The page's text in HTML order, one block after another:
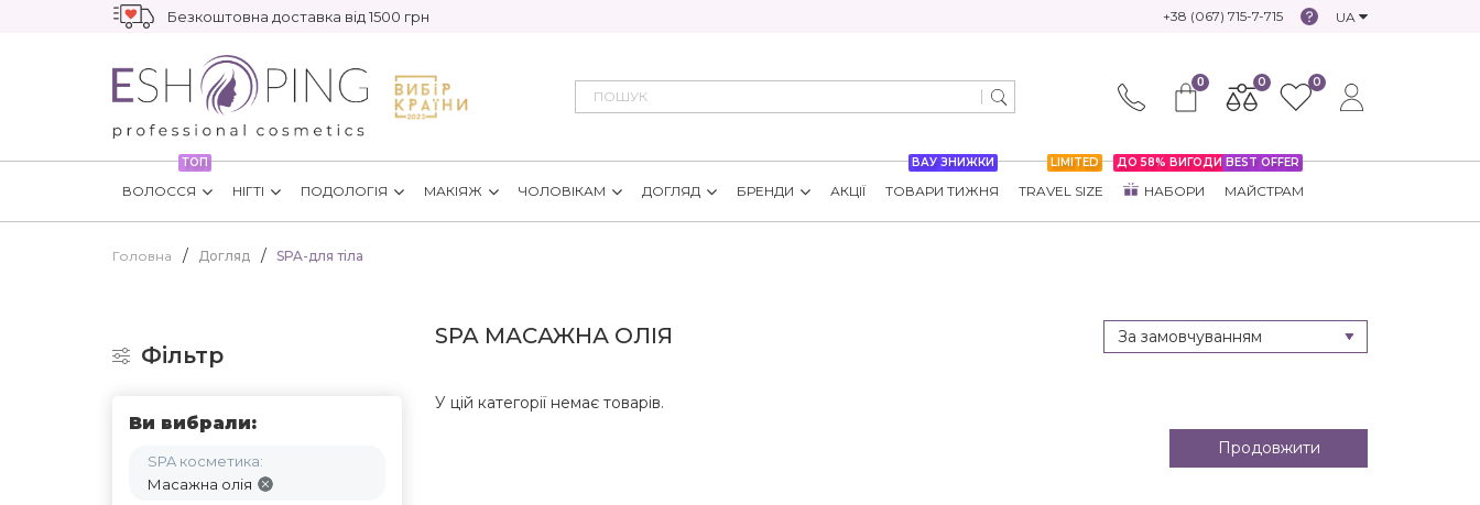
Безкоштовна доставка від 1500 грн +38 (067) 715-7-715 UA
0 0 0
ТОП
ВОЛОССЯ НІГТІ ПОДОЛОГІЯ МАКІЯЖ ЧОЛОВІКАМ ДОГЛЯД БРЕНДИ АКЦІЇ
ВАУ ЗНИЖКИ
ТОВАРИ ТИЖНЯ
LIMITED
TRAVEL SIZE
ДО 58% ВИГОДИ
НАБОРИ
BEST OFFER
МАЙСТРАМ
Головна Догляд SPA-для тіла
Фільтр
Ви вибрали:
SPA косметика:
Масажна олія
SPA МАСАЖНА ОЛІЯ
У цій категорії немає товарів.
Продовжити